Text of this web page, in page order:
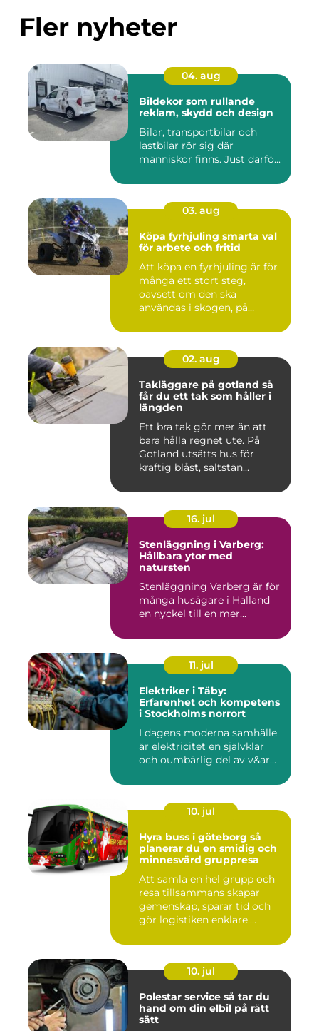
Fler nyheter
04. aug
Bildekor som rullande
reklam, skydd och design
Bilar, transportbilar och
lastbilar rör sig där
människor finns. Just därfö...
03. aug
Köpa fyrhjuling smarta val
för arbete och fritid
Att köpa en fyrhjuling är för
många ett stort steg,
oavsett om den ska
användas i skogen, på
02. aug
Takläggare på gotland så
får du ett tak som håller i
längden
Ett bra tak gör mer än att
bara hålla regnet ute. På
Gotland utsätts hus för
kraftig blåst, saltstän...
16. jul
Stenläggning i Varberg:
Hållbara ytor med
natursten
Stenläggning Varberg är för
många husägare i Halland
en nyckel till en mer...
11. jul
Elektriker i Täby:
Erfarenhet och kompetens
i Stockholms norrort
I dagens moderna samhälle
är elektricitet en självklar
och oumbärlig del av v&ar...
10. jul
Hyra buss i göteborg så
planerar du en smidig och
minnesvärd gruppresa
Att samla en hel grupp och
resa tillsammans skapar
gemenskap, sparar tid och
gör logistiken enklare....
10. jul
Polestar service så tar du
hand om din elbil på rätt
sätt